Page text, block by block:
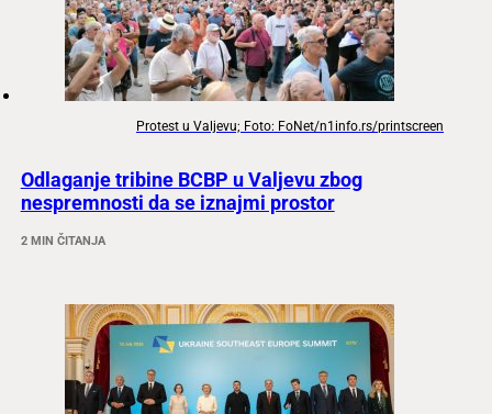
Protest u Valjevu; Foto: FoNet/n1info.rs/printscreen
Odlaganje tribine BCBP u Valjevu zbog
nespremnosti da se iznajmi prostor
2 MIN ČITANJA